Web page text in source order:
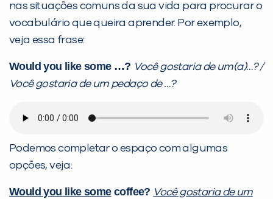
nas situações comuns da sua vida para procurar o
vocabulário que queira aprender. Por exemplo,
veja essa frase:
Would you like some …? Você gostaria de um(a)…? /
Você gostaria de um pedaço de …?
Podemos completar o espaço com algumas
opções, veja:
Would you like somecoffee? Você gostaria de um